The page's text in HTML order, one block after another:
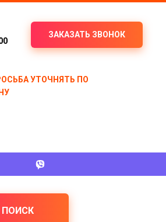
ЗАКАЗАТЬ ЗВОНОК
УТОЧНЯТЬ ПО
ПОИСК